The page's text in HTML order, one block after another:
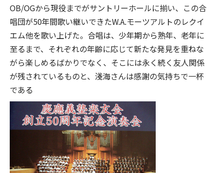
OB/OGから現役までがサントリーホールに揃い、この合
唱団が50年間歌い継いできたW.A.モーツアルトのレクイ
エム他を歌い上げた。合唱は、少年期から熟年、老年に
至るまで、それぞれの年齢に応じて新たな発見を重ねな
がら楽しめるばかりでなく、そこには永く続く友人関係
が残されているものと、淺海さんは感謝の気持ちで一杯
である